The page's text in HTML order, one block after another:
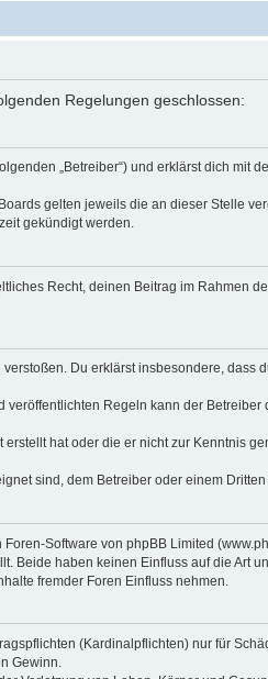
Regelungen geschlossen:
„Betreiber“) und erklärst dich mit
gelten jeweils die an dieser Stelle
gekündigt werden.
Recht, deinen Beitrag im Rahmen
Du erklärst insbesondere, dass
Regeln kann der Betreiber
hat oder die er nicht zur Kenntnis
sind, dem Betreiber oder einem
Foren-Software von phpBB Limited
Beide haben keinen Einfluss auf die Art
fremder Foren Einfluss nehmen.
(Kardinalpflichten) nur für
Gewinn.